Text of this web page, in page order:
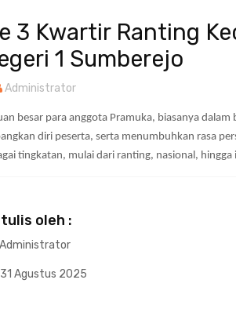
3 Kwartir Ranting
1 Sumberejo
Administrator
besar para anggota Pramuka, biasanya
diri peserta, serta menumbuhkan rasa
tingkatan, mulai dari ranting, nasional, hingga
oleh :
Administrator
31 Agustus 2025